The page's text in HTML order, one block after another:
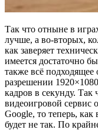
Так что отныне в
лучше, а во-вторых,
как заверяет
имеется достаточно
также всё подходящее
разрешении
кадров в секунду.
видеоигровой сервис
Google, то теперь,
будет не так. По